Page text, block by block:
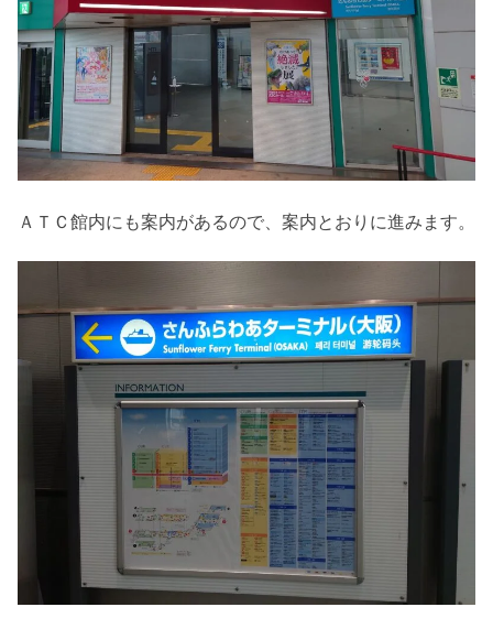
ＡＴＣ館内にも案内があるので、案内とおりに進みます。